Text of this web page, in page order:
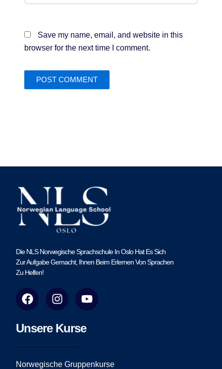
Save my name, email, and website in this
browser for the next time I comment.
Die NLS Norwegische Sprachschule In Oslo Hat Es Sich
Zur Aufgabe Gemacht, Ihnen Beim Erlernen Von Sprachen
Zu Helfen!
F
a
e
o
o
I
n
t
g
r
Y
o
t
e
Unsere Kurse
Norwegische Gruppenkurse